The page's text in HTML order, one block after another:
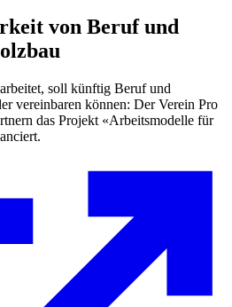
von Beruf und
soll künftig Beruf und
vereinbaren können: Der Verein Pro
das Projekt «Arbeitsmodelle für